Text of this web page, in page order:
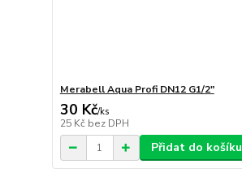
Merabell Aqua Profi DN12 G1/2"
30 Kč/ks
25 Kč bez DPH
Přidat do košíku